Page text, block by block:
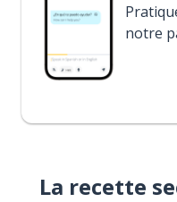
notre
La recette